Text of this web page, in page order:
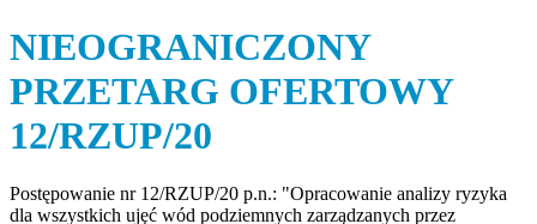
NIEOGRANICZONY
PRZETARG OFERTOWY
12/RZUP/20
Postępowanie nr 12/RZUP/20 p.n.: "Opracowanie analizy ryzyka
dla wszystkich ujęć wód podziemnych zarządzanych przez